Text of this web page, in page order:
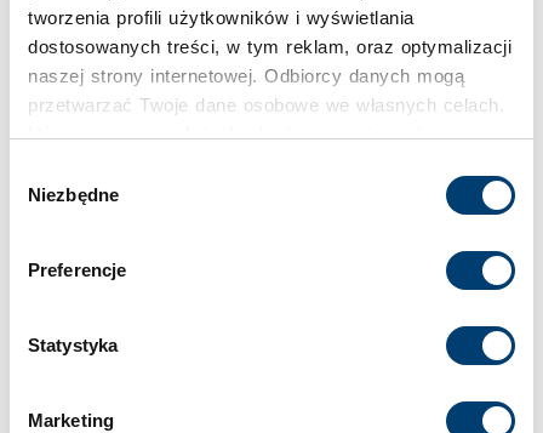
tworzenia profili użytkowników i wyświetlania
dostosowanych treści, w tym reklam, oraz optymalizacji
naszej strony internetowej. Odbiorcy danych mogą
przetwarzać Twoje dane osobowe we własnych celach.
Używamy pewnych technologii w oparciu o równowagę
odrzucić i wycofać swoją zgodę w dowolnej chwili ze
wPolityce prywatności
Polityce wykorzystywania
zgody
Niezbędne
Preferencje
Statystyka
Marketing
do 100.000 €
Limit wartości chronionej w firmie
Standardowy zamek
Duży
Numer artykułu